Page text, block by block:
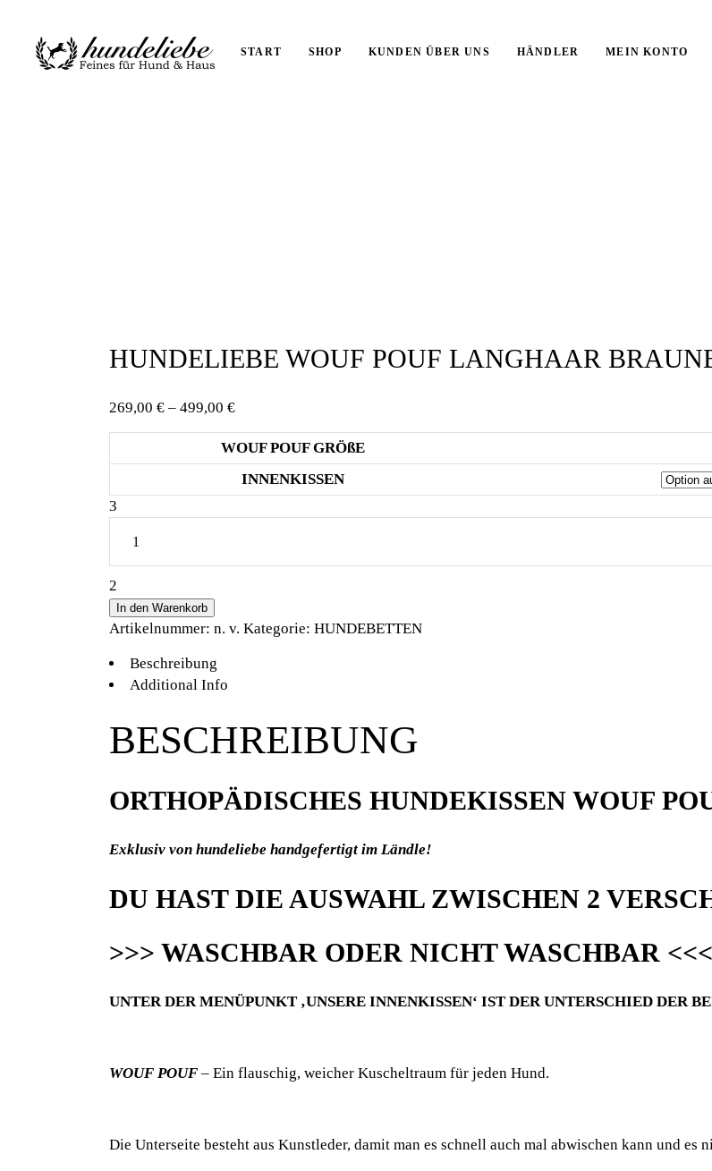
START SHOP KUNDEN ÜBER UNS HÄNDLER MEIN KONTO
HUNDELIEBE WOUF POUF LANGHAAR
269,00 € – 499,00 €Preisspanne:
269,00 €
bis
499,00 €
WOUF POUF GRÖßE
INNENKISSEN
HUNDELIEBE
POUF
LANGHAAR
BRAUNBEIGE
quantity
In den Warenkorb
Artikelnummer: n. v. Kategorie: HUNDEBETTEN
Beschreibung
Additional Info
BESCHREIBUNG
ORTHOPÄDISCHES HUNDEKISSEN WOUF
Exklusiv von hundeliebe handgefertigt im Ländle!
DU HAST DIE AUSWAHL ZWISCHEN 2
>>> WASCHBAR ODER NICHT WASCHBAR <<<
UNTER DER MENÜPUNKT ‚UNSERE INNENKISSEN‘ IST DER UNTERSCHIED DER
WOUF POUF – Ein flauschig, weicher Kuscheltraum für jeden Hund.
Die Unterseite besteht aus Kunstleder, damit man es schnell auch mal abwischen kann und es